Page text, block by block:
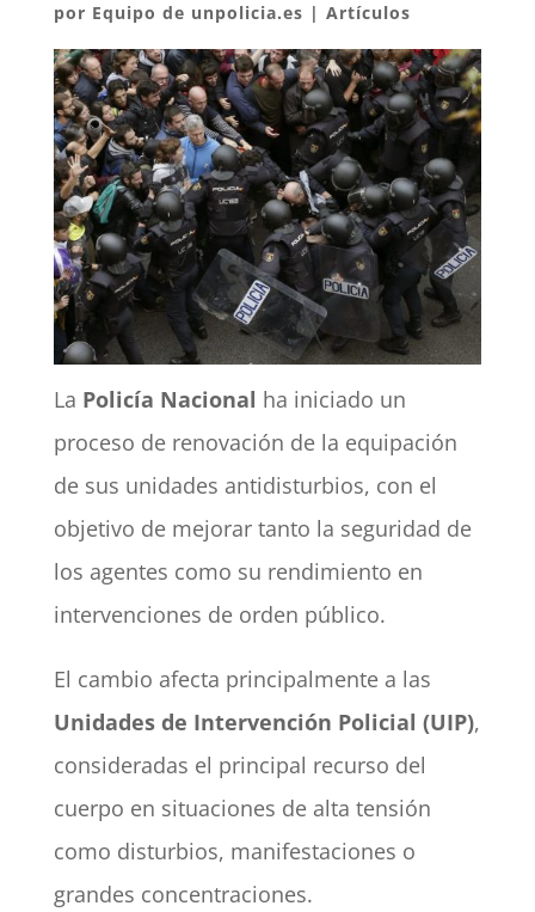
por Equipo de unpolicia.es | Artículos
La Policía Nacional ha iniciado un
proceso de renovación de la equipación
de sus unidades antidisturbios, con el
objetivo de mejorar tanto la seguridad de
los agentes como su rendimiento en
intervenciones de orden público.
El cambio afecta principalmente a las
Unidades de Intervención Policial (UIP),
consideradas el principal recurso del
cuerpo en situaciones de alta tensión
como disturbios, manifestaciones o
grandes concentraciones.